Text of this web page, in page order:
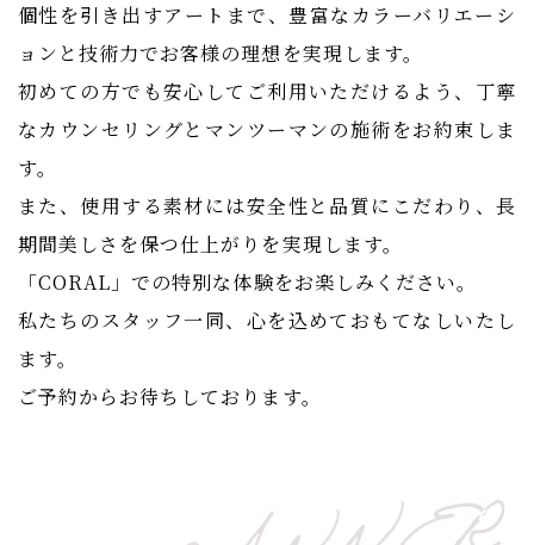
個性を引き出すアートまで、豊富なカラーバリエーシ
ョンと技術力でお客様の理想を実現します。
初めての方でも安心してご利用いただけるよう、丁寧
なカウンセリングとマンツーマンの施術をお約束しま
す。
また、使用する素材には安全性と品質にこだわり、長
期間美しさを保つ仕上がりを実現します。
「CORAL」での特別な体験をお楽しみください。
私たちのスタッフ一同、心を込めておもてなしいたし
ます。
ご予約からお待ちしております。